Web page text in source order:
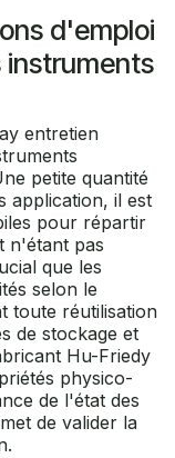
d'emploi
instruments
entretien
petite quantité
application, il est
pour répartir
n'étant pas
que les
selon le
toute réutilisation
de stockage et
Hu-Friedy
physico-
de l'état des
de valider la